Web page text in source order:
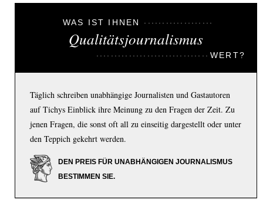
WAS IST IHNEN
Qualitätsjournalismus
WERT?
Täglich schreiben unabhängige Journalisten und Gastautoren
auf Tichys Einblick ihre Meinung zu den Fragen der Zeit. Zu
jenen Fragen, die sonst oft all zu einseitig dargestellt oder unter
den Teppich gekehrt werden.
DEN PREIS FÜR UNABHÄNGIGEN JOURNALISMUS
BESTIMMEN SIE.